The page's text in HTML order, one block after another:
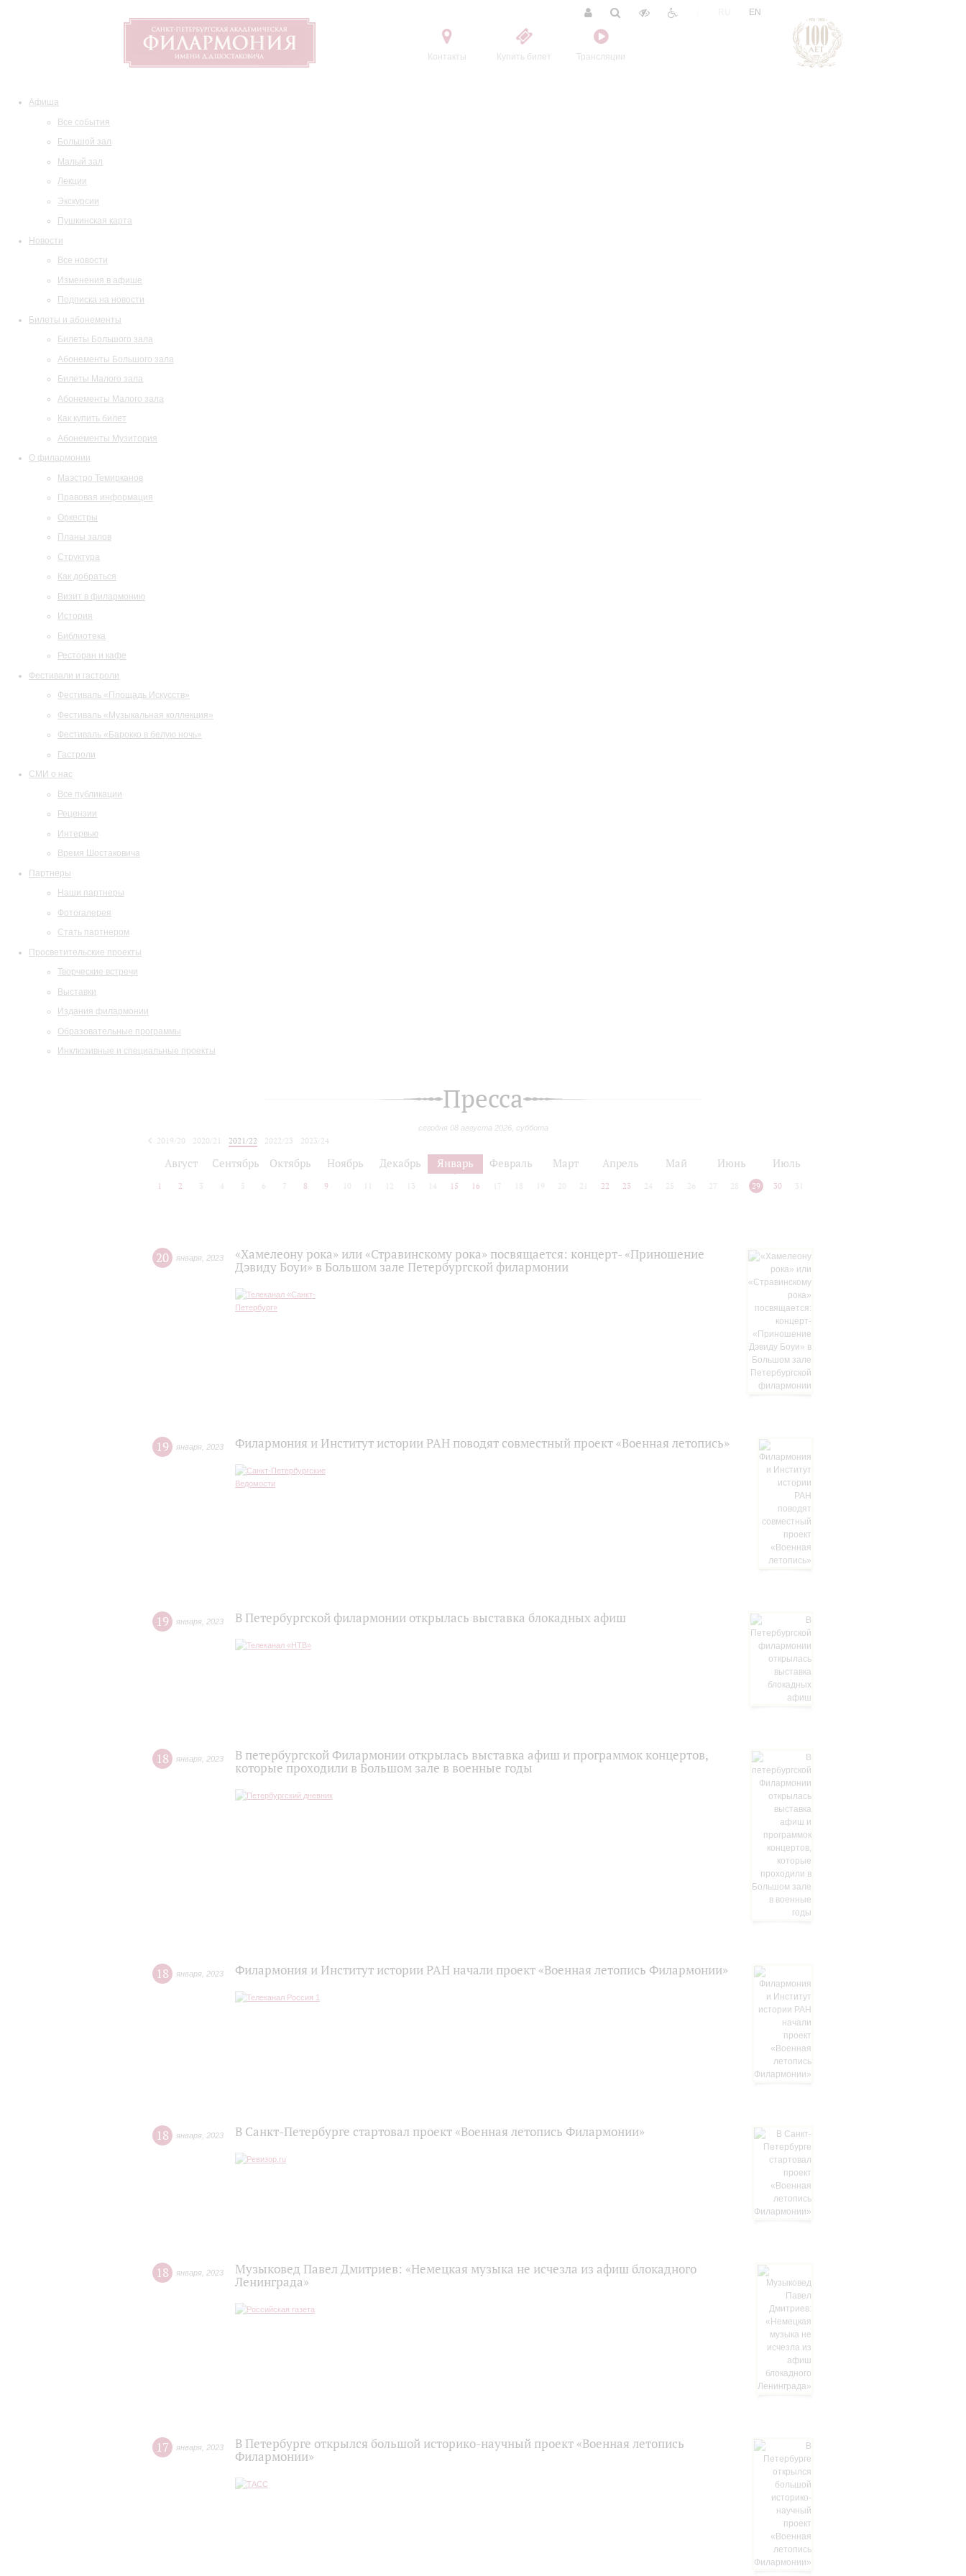
Контакты Купить билет Трансляции
EN
Афиша
Все события
Большой зал
Малый зал
Лекции
Экскурсии
Пушкинская карта
Новости
Все новости
Изменения в афише
Подписка на новости
Билеты и абонементы
Билеты Большого зала
Абонементы Большого зала
Билеты Малого зала
Абонементы Малого зала
Как купить билет
Абонементы Музитория
О филармонии
Маэстро Темирканов
Правовая информация
Оркестры
Планы залов
Структура
Как добраться
Визит в филармонию
История
Библиотека
Ресторан и кафе
Фестивали и гастроли
Фестиваль «Площадь Искусств»
Фестиваль «Музыкальная коллекция»
Фестиваль «Барокко в белую ночь»
Гастроли
СМИ о нас
Все публикации
Рецензии
Интервью
Время Шостаковича
Партнеры
Наши партнеры
Фотогалерея
Стать партнером
Просветительские проекты
Творческие встречи
Выставки
Издания филармонии
Образовательные программы
Инклюзивные и специальные проекты
Пресса
сегодня 08 августа 2026, суббота
2019/20 2020/21 2021/22 2022/23
2023/24
Август Сентябрь Октябрь Ноябрь Декабрь Январь Февраль Март Апрель Май Июнь Июль
1 2 3 4 5 6 7 8 9 10 12 13 14 15 16 17 18 19 20 21 22 23 24 25 26 27 28 29 30 31
20 января 2023
«Хамелеону рока» или «Стравинскому рока» посвящается: концерт- «Приношение
Дэвиду Боуи» в Большом зале Петербургской филармонии
19 января 2023 Филармония и Институт истории РАН поводят совместный проект «Военная летопись»
19 января 2023 В Петербургской филармонии открылась выставка блокадных афиш
18 января 2023
В петербургской Филармонии открылась выставка афиш и программок концертов,
которые проходили в Большом зале в военные годы
18 января 2023 Филармония и Институт истории РАН начали проект «Военная летопись Филармонии»
18 января 2023 В Санкт-Петербурге стартовал проект «Военная летопись Филармонии»
18 января 2023
Музыковед Павел Дмитриев: «Немецкая музыка не исчезла из афиш блокадного
Ленинграда»
17 января 2023
В Петербурге открылся большой историко-научный проект «Военная летопись
Филармонии»